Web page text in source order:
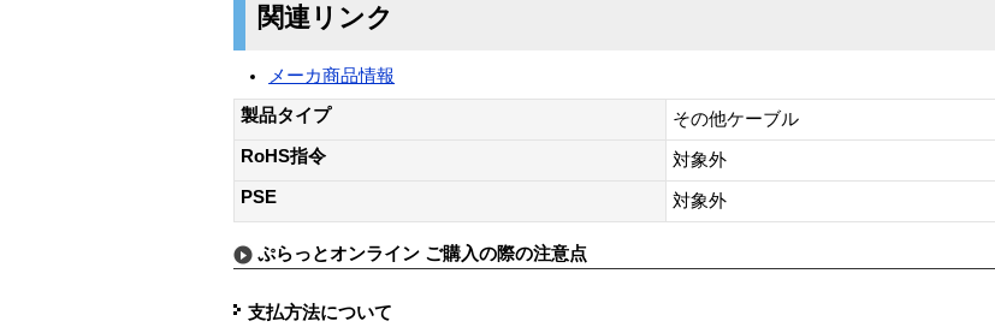
関連リンク
メーカ商品情報
製品タイプ
その他ケーブル
RoHS指令
対象外
PSE
対象外
ぷらっとオンライン ご購入の際の注意点
支払方法について